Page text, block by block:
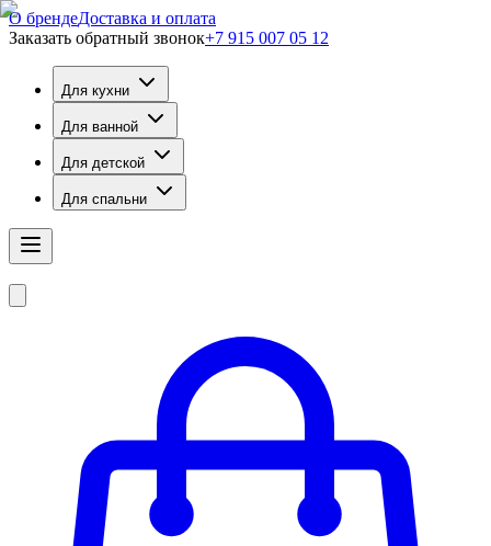
О брендеДоставка и оплата
Заказать обратный звонок+7 915 007 05 12
Для кухни
Для ванной
Для детской
Для спальни